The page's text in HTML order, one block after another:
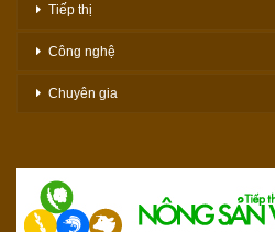
Tiếp thị
Công nghệ
Chuyên gia